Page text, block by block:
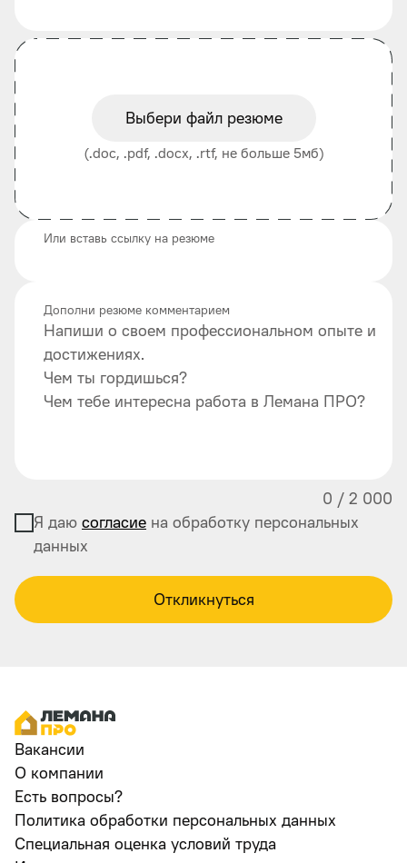
Выбери файл резюме
(.doc, .pdf, .docx, .rtf, не больше 5мб)
Или вставь ссылку на резюме
Напиши о своем профессиональном опыте и
достижениях.
Чем ты гордишься?
Чем тебе интересна работа в Лемана ПРО?
Дополни резюме комментарием
0 / 2 000
Я даю согласие на обработку персональных
данных
Откликнуться
Вакансии
О компании
Есть вопросы?
Политика обработки персональных данных
Специальная оценка условий труда